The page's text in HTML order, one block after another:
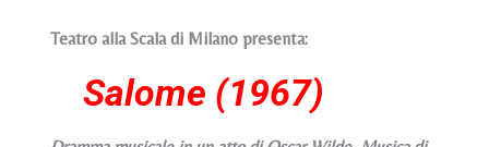
Teatro alla Scala di Milano presenta:
Salome (1967)